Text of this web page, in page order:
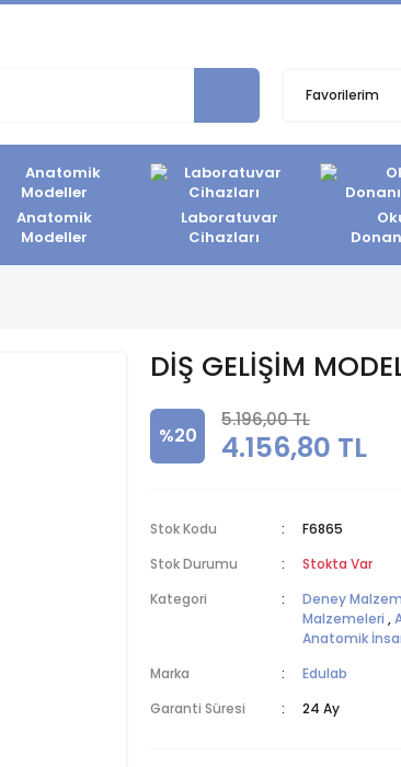
Favorilerim
Anatomik
Modeller
Laboratuvar
Cihazları
DİŞ GELİŞİM
%20
5.196,00 TL
4.156,80 TL
Stok Kodu
F6865
Stok Durumu
Stokta Var
Kategori
Deney
Malzemeleri ,
Anatomik
Marka
Edulab
Garanti Süresi
24 Ay